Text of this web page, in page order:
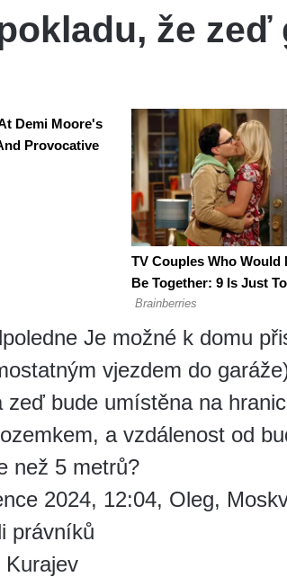
že zeď
Je možné k domu
vjezdem do
zeď bude umístěna na
a vzdálenost od
než 5 metrů?
2024, 12:04, Oleg,
právníků
Kurajev